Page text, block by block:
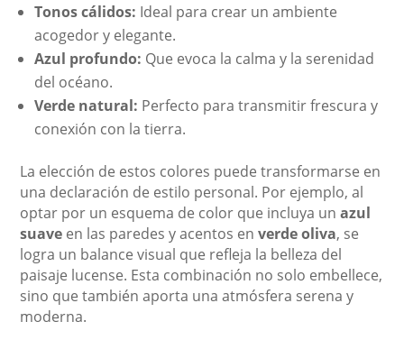
Tonos cálidos: Ideal para crear un ambiente
acogedor y elegante.
Azul profundo: Que evoca la calma y la serenidad
del océano.
Verde natural: Perfecto para transmitir frescura y
conexión con la tierra.
La elección de estos colores puede transformarse en
una declaración de estilo personal. Por ejemplo, al
optar por un esquema de color que incluya unazul
suave en las paredes y acentos enverde oliva, se
logra un balance visual que refleja la belleza del
paisaje lucense. Esta combinación no solo embellece,
sino que también aporta una atmósfera serena y
moderna.